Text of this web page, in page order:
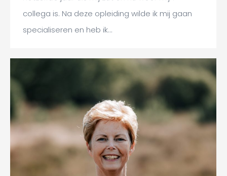
collega is. Na deze opleiding wilde ik mij gaan
specialiseren en heb ik…